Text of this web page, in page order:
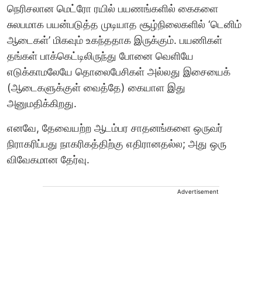
நெரிசலான மெட்ரோ ரயில் பயணங்களில் கைகளை
சுலபமாக பயன்படுத்த முடியாத சூழ்நிலைகளில் ‘டெனிம்
ஆடைகள்’ மிகவும் உகந்ததாக இருக்கும். பயணிகள்
தங்கள் பாக்கெட்டிலிருந்து போனை வெளியே
எடுக்காமலேயே தொலைபேசிகள் அல்லது இசையைக்
(ஆடைகளுக்குள் வைத்தே) கையாள இது
அனுமதிக்கிறது.
எனவே, தேவையற்ற ஆடம்பர சாதனங்களை ஒருவர்
நிராகரிப்பது நாகரிகத்திற்கு எதிரானதல்ல; அது ஒரு
விவேகமான தேர்வு.
Advertisement